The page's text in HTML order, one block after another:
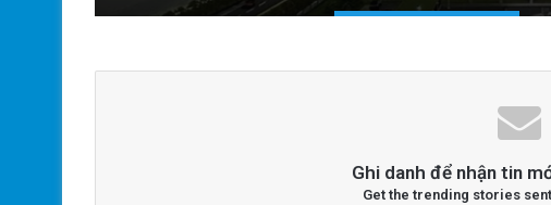
Ghi danh để nhận tin
Get the trending stories